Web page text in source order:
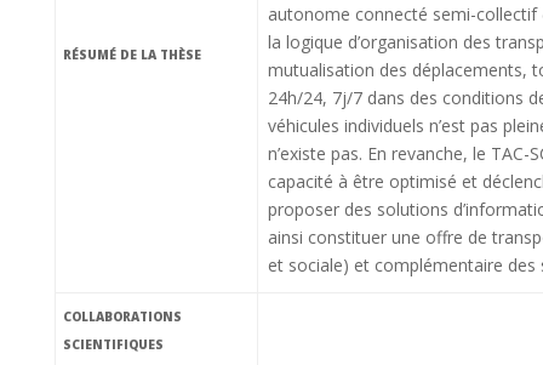
RÉSUMÉ DE LA THÈSE
autonome connecté semi-collectif
la logique d’organisation des
mutualisation des déplacements,
24h/24, 7j/7 dans des conditions
véhicules individuels n’est pas
n’existe pas. En revanche, le
capacité à être optimisé et
proposer des solutions
ainsi constituer une offre de
et sociale) et complémentaire
COLLABORATIONS
SCIENTIFIQUES